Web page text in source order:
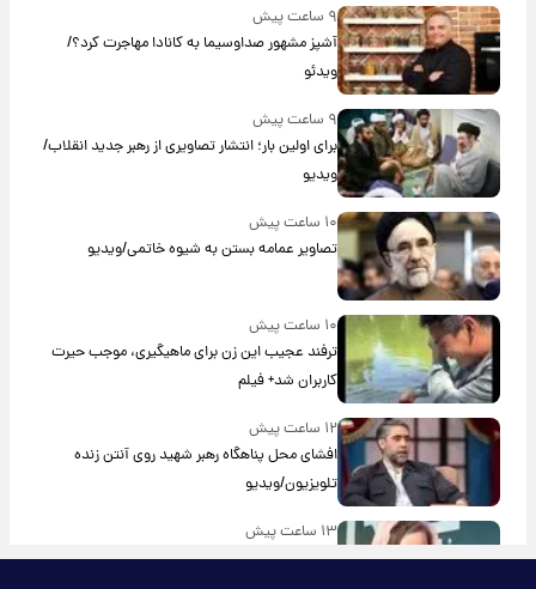
۹ ساعت پیش
آشپز مشهور صداوسیما به کانادا مهاجرت کرد؟/
ویدئو
۹ ساعت پیش
برای اولین بار؛ انتشار تصاویری از رهبر جدید انقلاب/
ویدیو
۱۰ ساعت پیش
تصاویر عمامه بستن به شیوه خاتمی/ویدیو
۱۰ ساعت پیش
ترفند عجیب این زن برای ماهیگیری، موجب حیرت
کاربران شد+ فیلم
۱۲ ساعت پیش
افشای محل پناهگاه‌ رهبر شهید روی آنتن زنده
تلویزیون/ویدیو
۱۳ ساعت پیش
ترس نعیمه نظام‌دوست از بغل کردن دختری با